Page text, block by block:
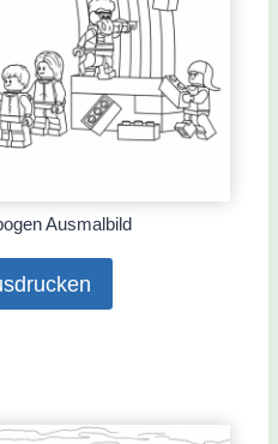
Ausmalbild